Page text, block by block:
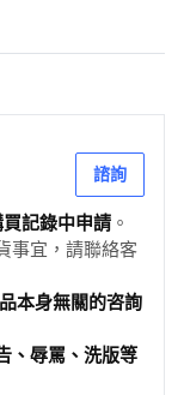
諮詢
記錄中申請 。
事宜，請聯絡客
本身無關的咨詢
、辱罵、洗版等